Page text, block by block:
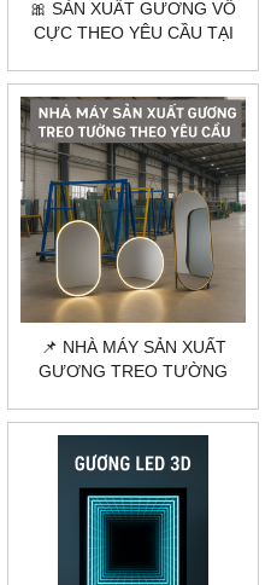
🎀 SẢN XUẤT GƯƠNG VÔ
CỰC THEO YÊU CẦU TẠI
CITYBUILDING
📌 NHÀ MÁY SẢN XUẤT
GƯƠNG TREO TƯỜNG
RIÊNG, GIÁ TỐT